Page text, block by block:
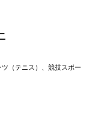
ツ（テニス）、競技スポー